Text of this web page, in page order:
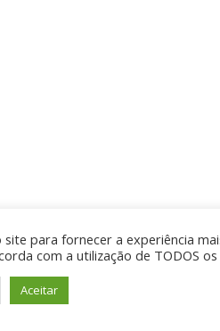
site para fornecer a experiência
com a utilização de TODOS
Aceitar